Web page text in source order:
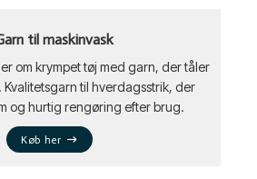
til maskinvask
om krympet tøj med garn, der tåler
Kvalitetsgarn til hverdagsstrik, der
og hurtig rengøring efter brug.
Køb her